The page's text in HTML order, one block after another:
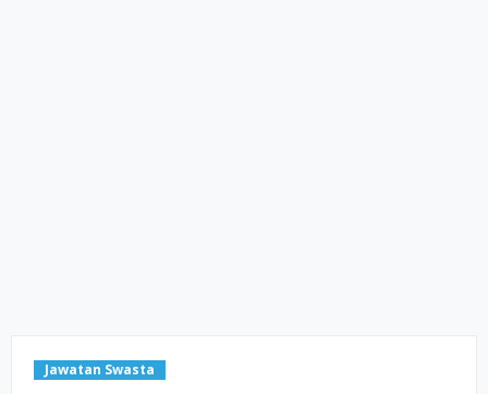
Jawatan Swasta